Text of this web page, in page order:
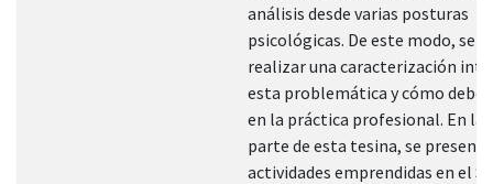
análisis desde varias posturas
psicológicas. De este modo, se
realizar una caracterización
esta problemática y cómo debe
en la práctica profesional. En la
parte de esta tesina, se
actividades emprendidas en el